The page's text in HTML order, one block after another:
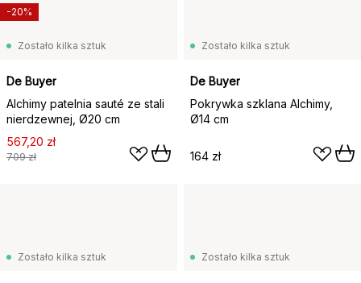
Zostało kilka sztuk
De Buyer
Alchimy patelnia sauté ze stali
nierdzewnej, Ø20 cm
567,20 zł
709 zł
-20%
Zostało kilka sztuk
De Buyer
Pokrywka szklana Alchimy,
Ø14 cm
164 zł
Zostało kilka sztuk Zostało kilka sztuk